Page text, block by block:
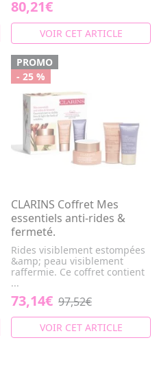
80,21€
VOIR CET ARTICLE
PROMO
- 25 %
CLARINS Coffret Mes
essentiels anti-rides &
fermeté.
Rides visiblement estompées
&amp; peau visiblement
raffermie. Ce coffret contient
...
73,14€ 97,52€
VOIR CET ARTICLE